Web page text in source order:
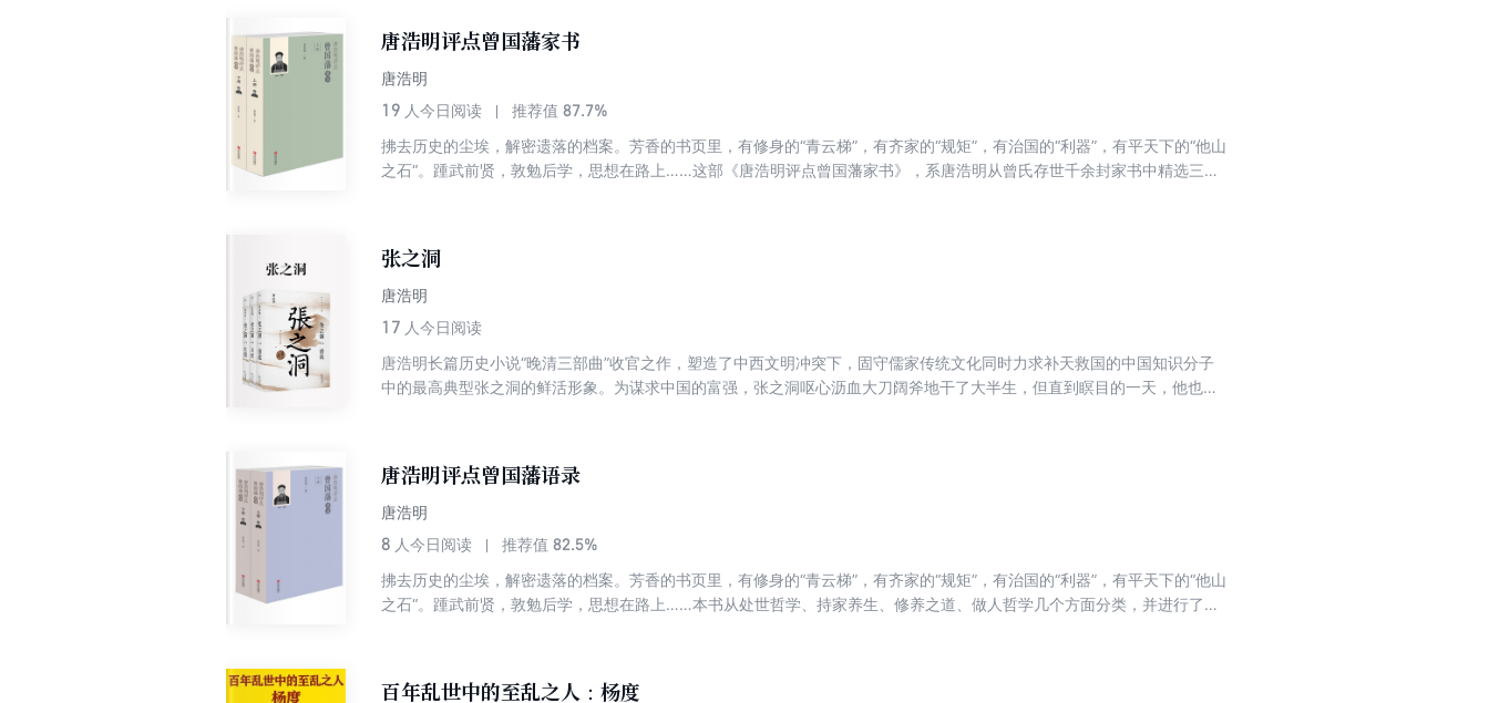
唐浩明评点曾国藩家书
唐浩明
19 人今日阅读 推荐值 87.7%
拂去历史的尘埃，解密遗落的档案。芳香的书页里，有修身的“青云梯”，有齐家的“规矩”，有治国的“利器”，有平天下的“他山
之石“。踵武前贤，敦勉后学，思想在路上……这部《唐浩明评点曾国藩家书》，系唐浩明从曾氏存世千余封家书中精选三百
张之洞
唐浩明
17 人今日阅读
唐浩明长篇历史小说“晚清三部曲”收官之作，塑造了中西文明冲突下，固守儒家传统文化同时力求补天救国的中国知识分子
中的最高典型张之洞的鲜活形象。为谋求中国的富强，张之洞呕心沥血大刀阔斧地干了大半生，但直到瞑目的一天，他也没
唐浩明评点曾国藩语录
唐浩明
8 人今日阅读 推荐值 82.5%
拂去历史的尘埃，解密遗落的档案。芳香的书页里，有修身的“青云梯”，有齐家的“规矩”，有治国的“利器”，有平天下的“他山
之石“。踵武前贤，敦勉后学，思想在路上……本书从处世哲学、持家养生、修养之道、做人哲学几个方面分类，并进行了详
百年乱世中的至乱之人：杨度